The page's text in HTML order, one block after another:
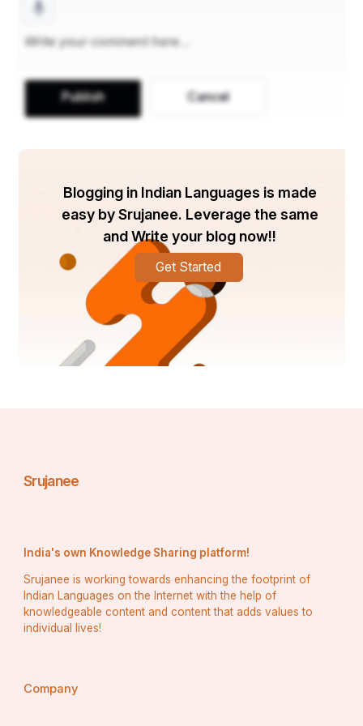
|  ଆନ୍ତର୍ଜାତୀୟ ଯୁବ ଦିବସ ୨୦୨୪ ର ବିଷୟବସ୍ତୁ "ସ୍ଥାୟୀ
ଯେହେତୁ ଆମେ ଏହି ଦିନକୁ ପାଳନ କରୁଛୁ, ସକରାତ୍ମକ
ପରିବର୍ତ୍ତନ ପାଇଁ ଯୁବକମାନଙ୍କ ସମ୍ଭାବନାକୁ ଚିହ୍ନିବା ଏବଂ
ସେମାନଙ୍କୁ ନିଜ ସମ୍ପ୍ରଦାୟ ତଥା ବିଶ୍ଵକୁ ଅର୍ଥପୂର୍ଣ୍ଣ
ଆମ ସମାଜର ଭବିଷ୍ୟତକୁ ପ୍ରତିନିଧିତ୍ୱ କରନ୍ତି, ଏବଂ
ସେମାନଙ୍କର  ଜୀବନର ବିଭିନ୍ନ କ୍ଷେତ୍ରରେ ସକ୍ରିୟ
ଅଂଶଗ୍ରହଣ ନିରନ୍ତର ବିକାଶ ପାଇଁ ଗୁରୁତ୍ୱପୂର୍ଣ୍ଣ |
ତଥାପି, ଅନେକ ଯୁବକ ଶିକ୍ଷା, ବେକାରୀ ଏବଂ ସାମାଜିକ
ବହିଷ୍କାର ପରି ସୀମିତ ପ୍ରତିବନ୍ଧକ ଭଳି ଗୁରୁତ୍ୱପୂର୍ଣ୍ଣ
ପ୍ରତିବନ୍ଧକ ସାମ୍ନା କରୁଛନ୍ତି |  ଏହି ବ୍ଲଗ୍ ଦଶଟି
ଗୁରୁତ୍ୱପୂର୍ଣ୍ଣ ପଦକ୍ଷେପ ଅନୁସନ୍ଧାନ କରିବ ଯାହା ଯୁବ
ସଶକ୍ତିକରଣକୁ ପ୍ରୋତ୍ସାହିତ କରିବା ଏବଂ ଯୁବକମାନଙ୍କ
ପାଇଁ ଏକ ଅଧିକ ଅନ୍ତର୍ଭୂକ୍ତ ପରିବେଶ ସୃଷ୍ଟି କରିବା ପାଇଁ
Publish Cancel
Blogging in Indian Languages is made
easy by Srujanee. Leverage the same
and Write your blog now!!
Get Started
Srujanee
India's own Knowledge Sharing platform!
Srujanee is working towards enhancing the footprint of
Indian Languages on the Internet with the help of
knowledgeable content and content that adds values to
individual lives!
Company